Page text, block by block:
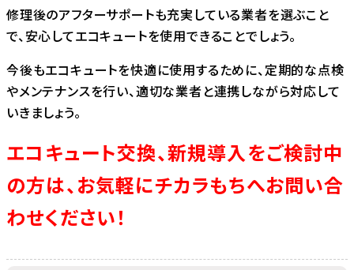
修理後のアフターサポートも充実している業者を選ぶこと
で、安心してエコキュートを使用できることでしょう。
今後もエコキュートを快適に使用するために、定期的な点検
やメンテナンスを行い、適切な業者と連携しながら対応して
いきましょう。
エコキュート交換、新規導入をご検討中
の方は、お気軽にチカラもちへお問い合
わせください！